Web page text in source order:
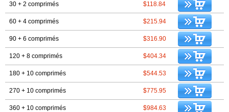
30 + 2 comprimés $118.84
60 + 4 comprimés $215.94
90 + 6 comprimés $316.90
120 + 8 comprimés $404.34
180 + 10 comprimés $544.53
270 + 10 comprimés $775.95
360 + 10 comprimés $984.63